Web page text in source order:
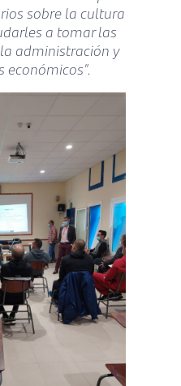
sobre la cultura
a tomar las
administración y
económicos”.